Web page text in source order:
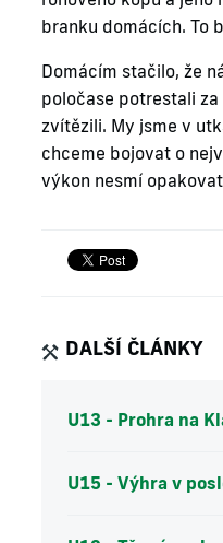
branku domácích. To
Domácím stačilo, že
poločase potrestali
zvítězili. My jsme v
chceme bojovat o
výkon nesmí
DALŠÍ ČLÁNKY
U13 - Prohra na
U15 - Výhra v